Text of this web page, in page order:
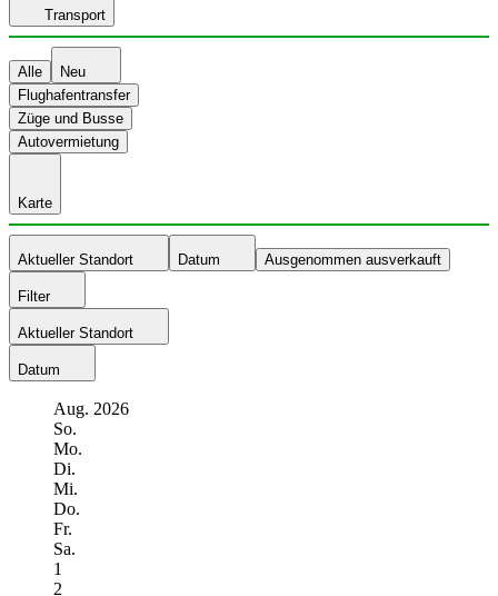
Transport
Alle
Neu
Flughafentransfer
Züge und Busse
Autovermietung
Karte
Aktueller Standort Datum Ausgenommen ausverkauft
Filter
Aktueller Standort
Datum
Aug. 2026
So.
Mo.
Di.
Mi.
Do.
Fr.
Sa.
1
2